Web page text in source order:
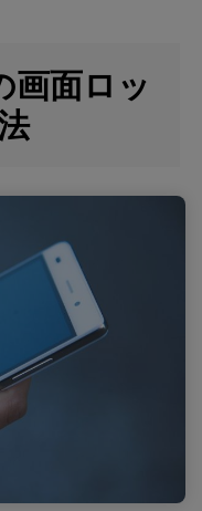
画面ロッ